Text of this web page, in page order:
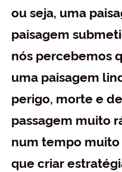
ou seja, uma
paisagem
nós percebemos
uma paisagem
perigo, morte e
passagem muito
num tempo muito
que criar